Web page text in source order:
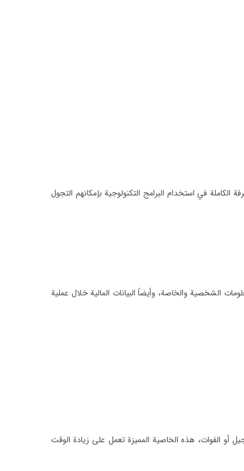
في استخدام البرامج التكنولوجية بإمكانهم التجول
الشخصية والخاصة، وأيضاً البيانات المالية خلال عملية
أو الفوات، هذه الخاصية المميزة تعمل على زيادة الوقت